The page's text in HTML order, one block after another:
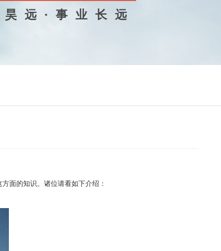
远 · 事 业 长 远
面的知识。诸位请看如下介绍：